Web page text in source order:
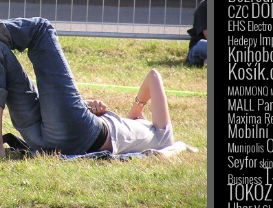
CZC
EHS
Hedepy
MADMONQ
MALL
Maxima
Mobilní
Munipolis
Seyfor
Business
TOKOZ